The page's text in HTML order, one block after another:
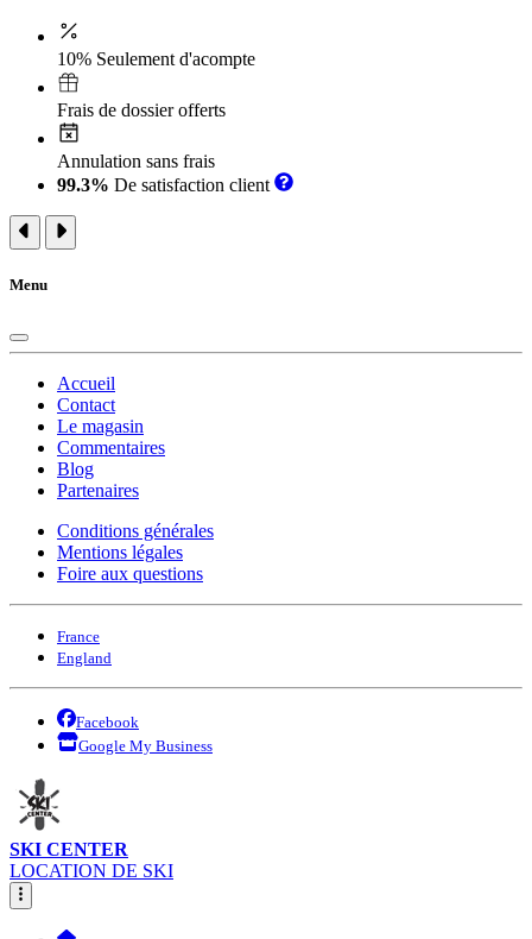
10% Seulement d'acompte
Frais de dossier offerts
Annulation sans frais
99.3% De satisfaction client
Menu
Accueil
Contact
Le magasin
Commentaires
Blog
Partenaires
Conditions générales
Mentions légales
Foire aux questions
France
England
Facebook
Google My Business
SKI CENTER
LOCATION DE SKI